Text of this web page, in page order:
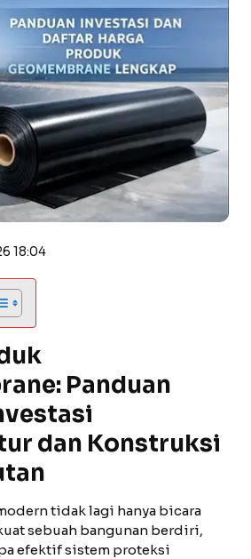
18:04
Panduan
dan Konstruksi
tidak lagi hanya bicara
sebuah bangunan berdiri,
efektif sistem proteksi